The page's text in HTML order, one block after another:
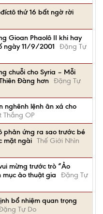
thứ 16 bất ngờ rời
Gioan Phaolô II khi hay
ngày 11/9/2001
Đặng Tự
chuỗi cho Syria – Mỗi
Đàng hơn Đặng Tự
nghênh lệnh ân xá cho
Thắng OP
phản ứng ra sao trước bé
mặt ngài Thế Giới Nhìn
mừng trước trò “Ảo
mục ảo thuật gia
Đặng Tự
bổ nhiệm quan trọng
Tự Do